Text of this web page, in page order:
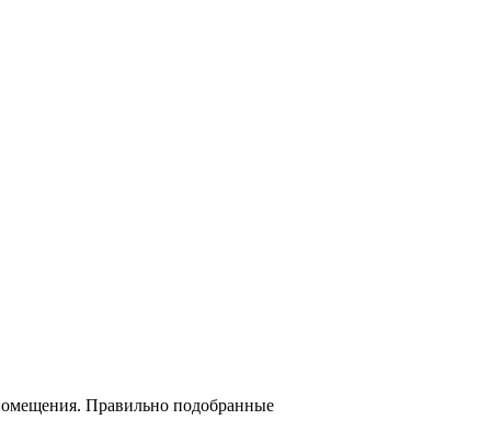
Правильно подобранные